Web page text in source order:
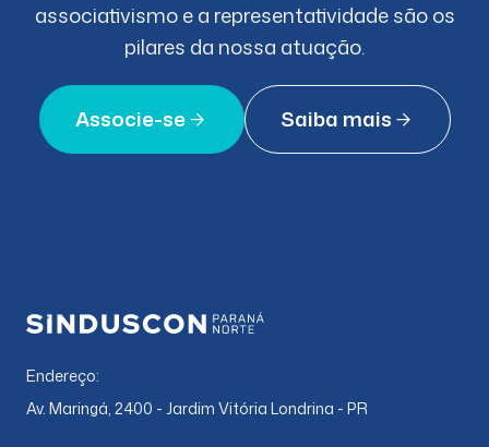
associativismo e a representatividade são os
pilares da nossa atuação.
Associe-se Saiba mais
Endereço:
Av. Maringá, 2400 - Jardim Vitória Londrina - PR